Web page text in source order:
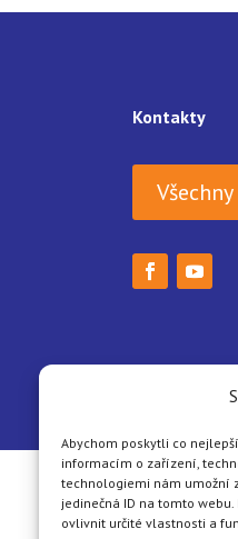
Abychom poskytli co
informacím o zařízení,
technologiemi nám umožní
jedinečná ID na tomto
ovlivnit určité vlastnosti a
Kontakty